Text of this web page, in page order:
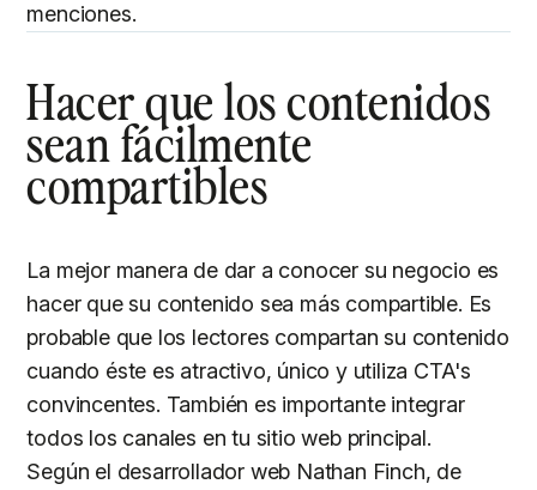
menciones.
Hacer que los contenidos
sean fácilmente
compartibles
La mejor manera de dar a conocer su negocio es
hacer que su contenido sea más compartible. Es
probable que los lectores compartan su contenido
cuando éste es atractivo, único y utiliza CTA's
convincentes. También es importante integrar
todos los canales en tu sitio web principal.
Según el desarrollador web Nathan Finch, de